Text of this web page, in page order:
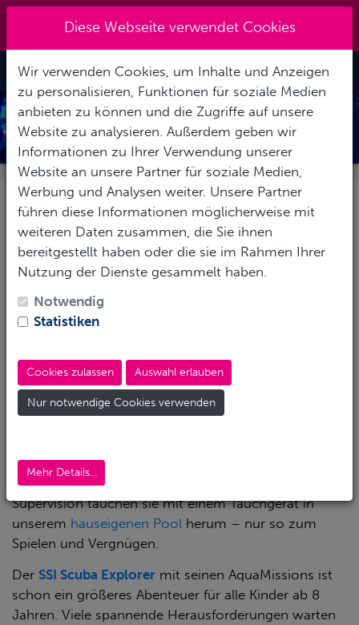
info@tauchzentrale.de
Toggle
TAUCHEN FÜR KINDER
Kleine Kinder - große Taucher
Ist Dein Nachwuchs eine
Wasserratte und möchte gerne das
Tauchen erlernen?
Vielleicht ist es eine gute Idee, den Wunsch einfach
Tauchkurs zu beginnen.
Wir haben verschieden Programm für Kinder ab 6
Jahren.
als eine Aktivität vor, die es Kindern ermöglicht die
Unterwasserwelt kennen zu lernen. Unter enger
Supervision tauchen sie mit einem Tauchgerät in
unserem hauseigenen Pool herum – nur so zum
Spielen und Vergnügen.
Der SSI Scuba Explorer mit seinen AquaMissions ist
schon ein größeres Abenteuer für alle Kinder ab 8
Jahren. Viele spannende Herausforderungen warten
Diese Webseite verwendet Cookies
Wir verwenden Cookies, um Inhalte und Anzeigen
zu personalisieren, Funktionen für soziale Medien
anbieten zu können und die Zugriffe auf unsere
Website zu analysieren. Außerdem geben wir
Informationen zu Ihrer Verwendung unserer
Website an unsere Partner für soziale Medien,
Werbung und Analysen weiter. Unsere Partner
führen diese Informationen möglicherweise mit
weiteren Daten zusammen, die Sie ihnen
bereitgestellt haben oder die sie im Rahmen Ihrer
Nutzung der Dienste gesammelt haben.
Notwendig
Statistiken
Cookies zulassen Auswahl erlauben
Nur notwendige Cookies verwenden
Mehr Details...